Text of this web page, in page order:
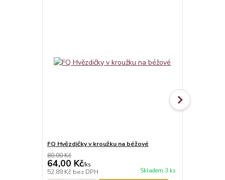
FQ Hvězdičky v kroužku na béžové
80,00 Kč
64,00 Kč/ks
52,89 Kč bez DPH Skladem 3 ks